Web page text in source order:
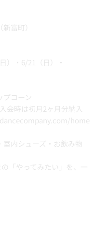
富町）
）・6/21（日）・
コーン
会時は初月2ヶ月分納入
home
内シューズ・お飲み物
「やってみたい」を、一